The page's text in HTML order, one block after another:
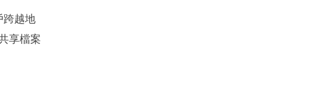
跨越地
享檔案